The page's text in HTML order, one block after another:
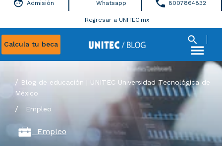
Calcula tu beca
Admisión Whatsapp 8007864832
Regresar a UNITEC.mx
Blog de educación | UNITEC Universidad Tecnológica de
México
/ Empleo
Empleo